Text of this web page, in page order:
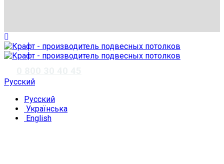
Русский
Русский
Українська
English